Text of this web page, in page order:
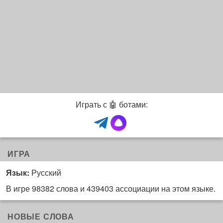
Играть с 🤖 ботами:
ИГРА
Язык: Русский
В игре 98382 слова и 439403 ассоциации на этом языке.
НОВЫЕ СЛОВА